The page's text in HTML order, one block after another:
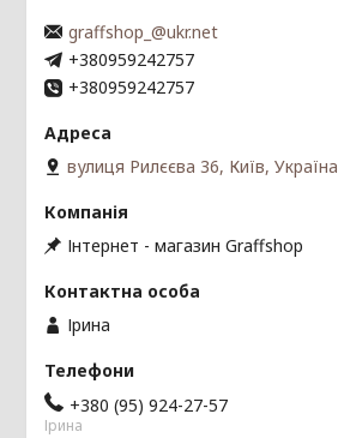
graffshop_@ukr.net
+380959242757
+380959242757
вулиця Рилєєва 36, Київ, Україна
Інтернет - магазин Graffshop
Ірина
+380 (95) 924-27-57
Ірина